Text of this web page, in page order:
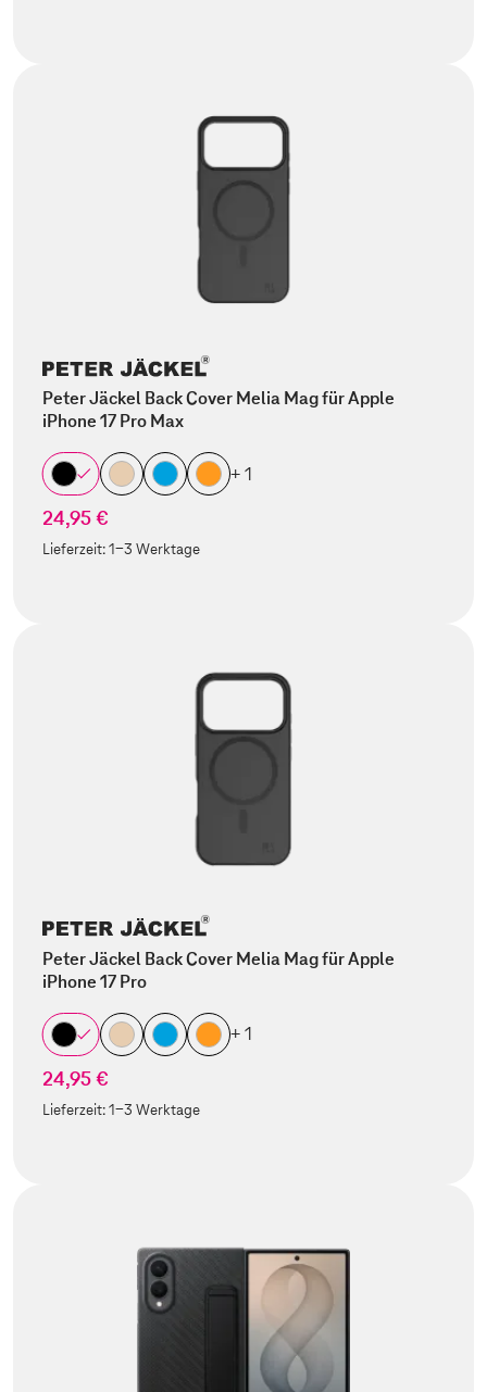
Peter Jäckel Back Cover Melia Mag für Apple
iPhone 17 Pro Max
+ 1
24,95 €
Lieferzeit:1-3 Werktage
Peter Jäckel Back Cover Melia Mag für Apple
iPhone 17 Pro
+ 1
24,95 €
Lieferzeit:1-3 Werktage